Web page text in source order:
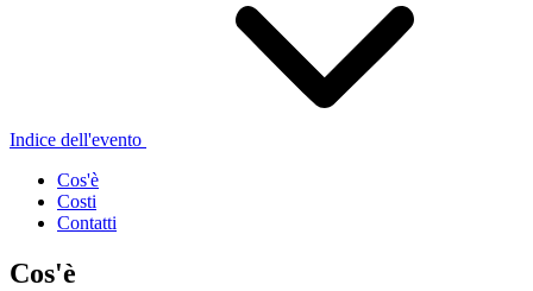
Indice dell'evento
Cos'è
Costi
Contatti
Cos'è